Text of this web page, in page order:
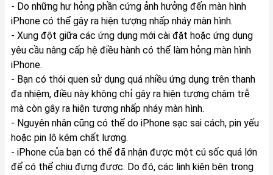
- Do những hư hỏng phần cứng ảnh hưởng đến màn hình
iPhone có thể gây ra hiện tượng nhấp nháy màn hình.
- Xung đột giữa các ứng dụng mới cài đặt hoặc ứng dụng
yêu cầu nâng cấp hệ điều hành có thể làm hỏng màn hình
iPhone.
- Bạn có thói quen sử dụng quá nhiều ứng dụng trên thanh
đa nhiệm, điều này không chỉ gây ra hiện tượng chậm trễ
mà còn gây ra hiện tượng nhấp nháy màn hình.
- Nguyên nhân cũng có thể do iPhone sạc sai cách, pin yếu
hoặc pin lô kém chất lượng.
- iPhone của bạn có thể đã nhận được một cú sốc quá lớn
để có thể chịu đựng được. Do đó, các linh kiện bên trong